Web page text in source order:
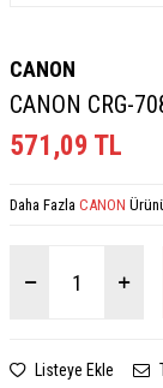
CANON
CANON CRG-
571,09 TL
Daha Fazla CANON
Listeye Ekle